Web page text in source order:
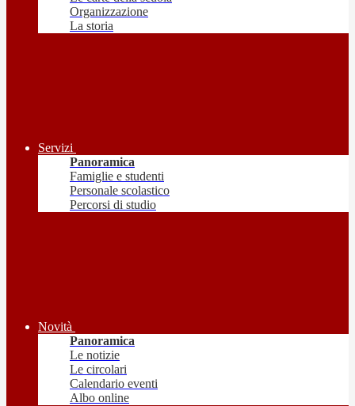
Organizzazione
La storia
Servizi
Panoramica
Famiglie e studenti
Personale scolastico
Percorsi di studio
Novità
Panoramica
Le notizie
Le circolari
Calendario eventi
Albo online